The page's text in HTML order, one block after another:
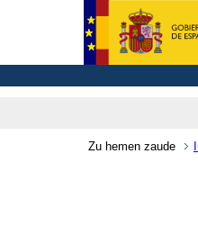
Zu hemen zaude